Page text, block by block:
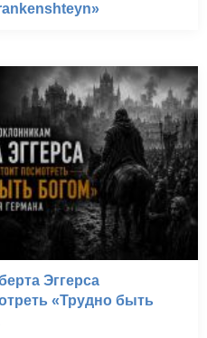
Эггерса
«Трудно быть